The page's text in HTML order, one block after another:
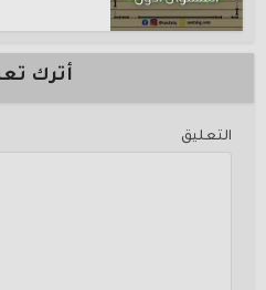
أترك
التعليق